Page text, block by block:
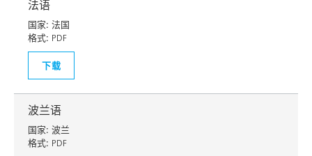
法语
国家: 法国
格式: PDF
下载
波兰语
国家: 波兰
格式: PDF